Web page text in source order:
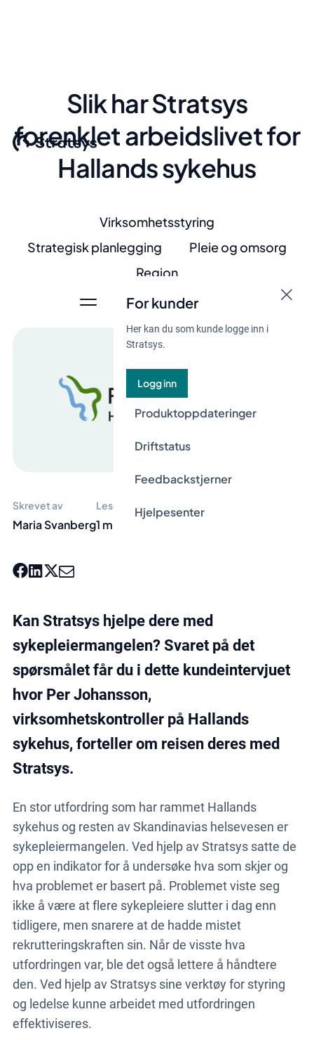
For kunder
Her kan du som kunde logge inn i
Stratsys.
Logg inn
Produktoppdateringer
Driftstatus
Feedbackstjerner
Hjelpesenter
Slik har Stratsys
forenklet arbeidslivet for
Hallands sykehus
Virksomhetsstyring
Strategisk planlegging
Pleie og omsorg
Region
Skrevet av
Maria Svanberg
Lesetid
1 min
Kan Stratsys hjelpe dere med
sykepleiermangelen? Svaret på det
spørsmålet får du i dette kundeintervjuet
hvor Per Johansson,
virksomhetskontroller på Hallands
sykehus, forteller om reisen deres med
Stratsys.
En stor utfordring som har rammet Hallands
sykehus og resten av Skandinavias helsevesen er
sykepleiermangelen. Ved hjelp av Stratsys satte de
opp en indikator for å undersøke hva som skjer og
hva problemet er basert på. Problemet viste seg
ikke å være at flere sykepleiere slutter i dag enn
tidligere, men snarere at de hadde mistet
rekrutteringskraften sin. Når de visste hva
utfordringen var, ble det også lettere å håndtere
den. Ved hjelp av Stratsys sine verktøy for styring
og ledelse kunne arbeidet med utfordringen
effektiviseres.